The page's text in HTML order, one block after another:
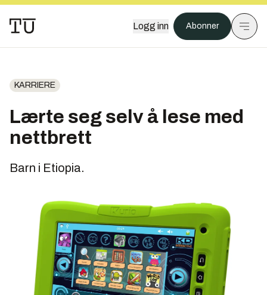
Logg inn Abonner
KARRIERE
Lærte seg selv å lese med
nettbrett
Barn i Etiopia.